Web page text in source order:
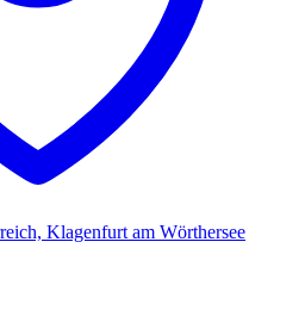
Klagenfurt am Wörthersee